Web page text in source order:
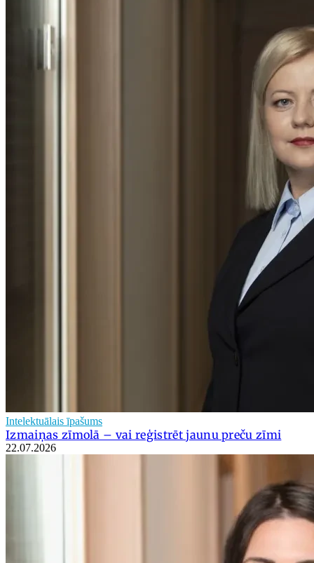
Intelektuālais īpašums
Izmaiņas zīmolā – vai reģistrēt jaunu preču zīmi
22.07.2026